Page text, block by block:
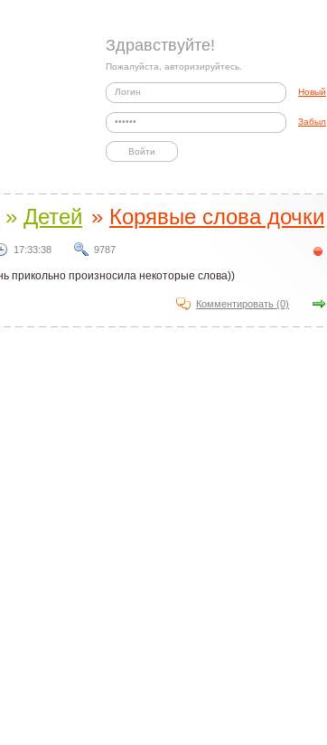
Здравствуйте!
Пожалуйста, авторизируйтесь.
Новый
Забыл
» Детей » Корявые слова дочки
17:33:38 9787
прикольно произносила некоторые слова))
Комментировать (0)